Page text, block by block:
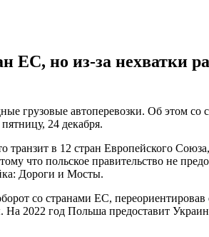
ЕС, но из-за нехватки
грузовые автоперевозки. Об этом
24 декабря.
в 12 стран Европейского
что польское правительство не
Дороги и Мосты.
со странами ЕС,
2022 год Польша предоставит